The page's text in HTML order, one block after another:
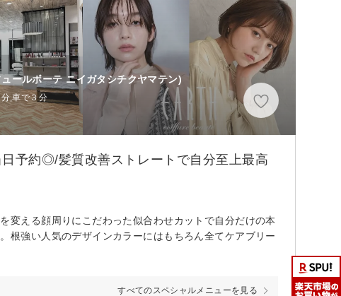
ールボーテ ニイガタシチクヤマテン)
,車で３分
予約◎/髪質改善ストレートで自分至上最高
変える顔周りにこだわった似合わせカットで自分だけの本
根強い人気のデザインカラーにはもちろん全てケアブリー
すべてのスペシャルメニューを見る